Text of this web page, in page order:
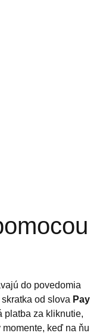
do povedomia
od slova Pay
platba za kliknutie,
keď na ňu